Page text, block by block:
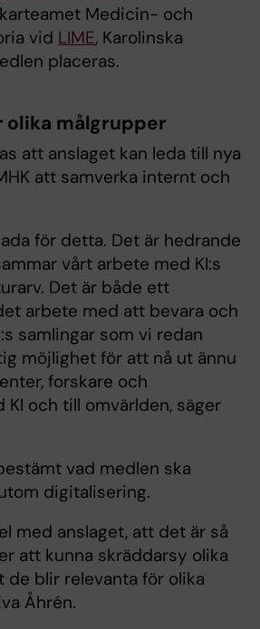
Medicin- och
vid LIME, Karolinska
placeras.
olika målgrupper
att anslaget kan leda till nya
att samverka internt och
för detta. Det är hedrande
vårt arbete med KI:s
Det är både ett
arbete med att bevara och
samlingar som vi redan
möjlighet för att nå ut ännu
forskare och
och till omvärlden, säger
vad medlen ska
digitalisering.
med anslaget, att det är så
att kunna skräddarsy olika
de blir relevanta för olika
Åhrén.